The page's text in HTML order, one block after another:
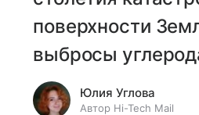
поверхности
выбросы
Юлия Углова
Автор Hi-Tech Mail